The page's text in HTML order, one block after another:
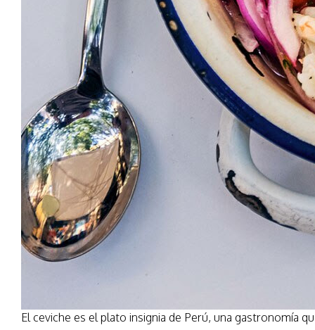
El ceviche es el plato insignia de Perú, una gastronomía